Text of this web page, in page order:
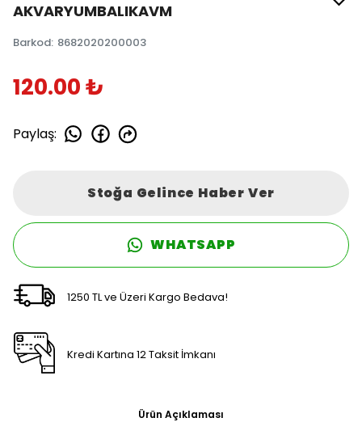
AKVARYUMBALIKAVM
Barkod: 8682020200003
120.00 ₺
Paylaş:
Stoğa Gelince Haber Ver
WHATSAPP
1250 TL ve Üzeri Kargo Bedava!
Kredi Kartına 12 Taksit İmkanı
Ürün Açıklaması